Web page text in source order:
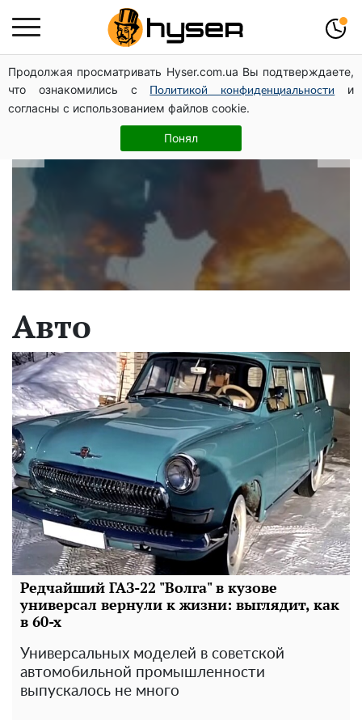
Продолжая просматривать Hyser.com.ua Вы подтверждаете,
что ознакомились с
Политикой конфиденциальности
и
согласны с использованием файлов cookie.
Понял
В які дати народжуються найвірніші
чоловіки: краще одразу перевірити,
щоб потім не страждати
Авто
Редчайший ГАЗ-22 "Волга" в кузове
универсал вернули к жизни: выглядит, как
в 60-х
Универсальных моделей в советской
автомобильной промышленности
выпускалось не много